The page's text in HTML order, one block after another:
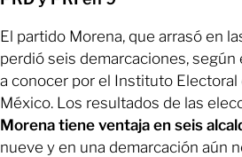
El partido Morena, que arrasó en
perdió seis demarcaciones,
a conocer por el Instituto Electoral
México. Los resultados de las
Morena tiene ventaja en seis
nueve y en una demarcación aún